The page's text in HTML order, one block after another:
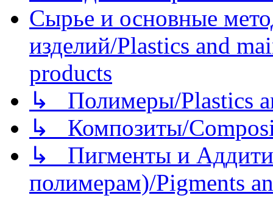
Сырье и основные
изделий/Plastics and
products
↳ Полимеры/Plastics
↳ Композиты/
↳ Пигменты и
полимерам)/Pigments